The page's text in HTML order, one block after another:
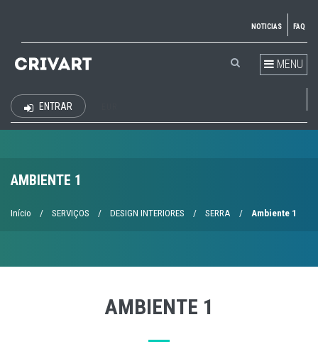
NOTICIAS FAQ
MENU
ENTRAR
AMBIENTE 1
Início / SERVIÇOS / DESIGN INTERIORES / SERRA / Ambiente 1
AMBIENTE 1